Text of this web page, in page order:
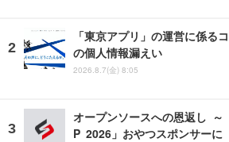
「東京アプリ」の運営に係る
の個人情報漏えい
2026.8.7(金) 8:05
オープンソースへの恩返し
P 2026」おやつスポンサーに